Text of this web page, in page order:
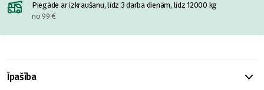
Piegāde ar izkraušanu, līdz 3 darba dienām, līdz 12000 kg
no 99 €
Īpašība